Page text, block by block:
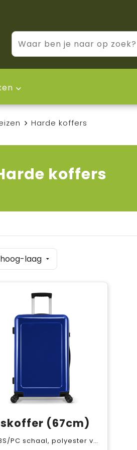
Harde koffers
koffers
(67cm)
PC schaal, polyester voering